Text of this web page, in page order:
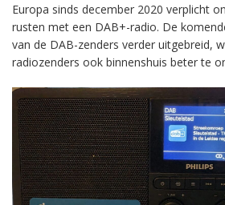
Europa sinds december 2020 verplicht
rusten met een DAB+-radio. De
van de DAB-zenders verder uitgebreid,
radiozenders ook binnenshuis beter te